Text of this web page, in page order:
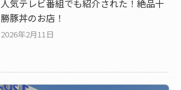
人気テレビ番組でも紹介された！絶品十
勝豚丼のお店！
2026年2月11日